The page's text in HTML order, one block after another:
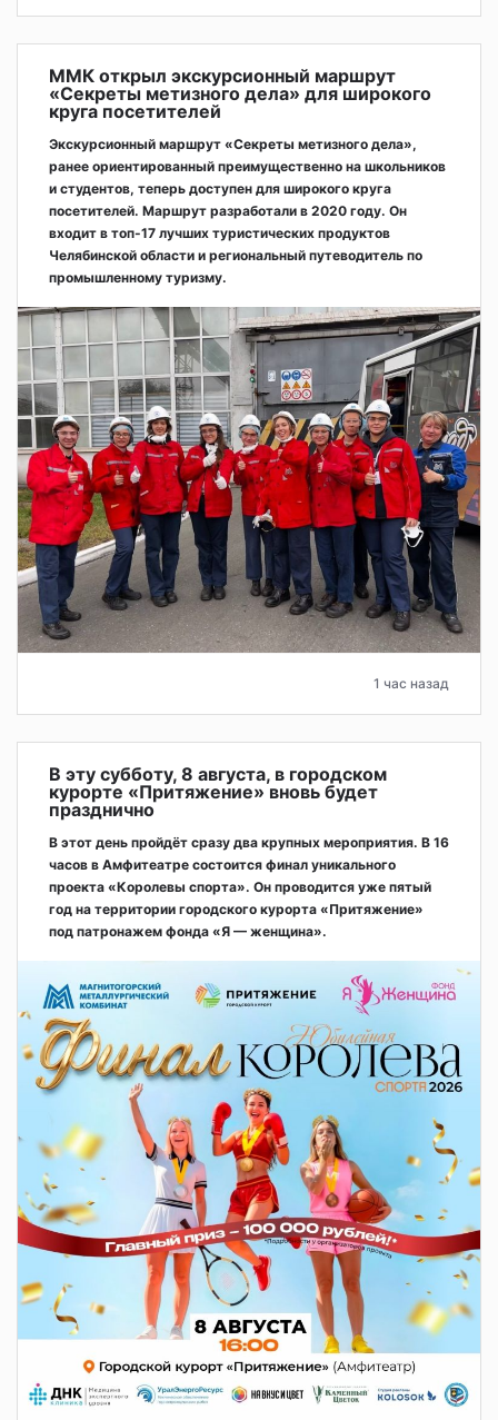
ММК открыл экскурсионный маршрут
«Секреты метизного дела» для широкого
круга посетителей
Экскурсионный маршрут «Секреты метизного дела»,
ранее ориентированный преимущественно на школьников
и студентов, теперь доступен для широкого круга
посетителей. Маршрут разработали в 2020 году. Он
входит в топ-17 лучших туристических продуктов
Челябинской области и региональный путеводитель по
промышленному туризму.
1 час назад
В эту субботу, 8 августа, в городском
курорте «Притяжение» вновь будет
празднично
В этот день пройдёт сразу два крупных мероприятия. В 16
часов в Амфитеатре состоится финал уникального
проекта «Королевы спорта». Он проводится уже пятый
год на территории городского курорта «Притяжение»
под патронажем фонда «Я — женщина».